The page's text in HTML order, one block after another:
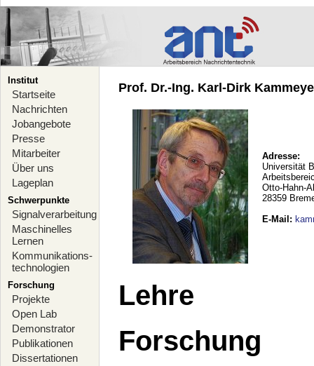
Institut
Startseite
Nachrichten
Jobangebote
Presse
Mitarbeiter
Über uns
Lageplan
Schwerpunkte
Signalverarbeitung
Maschinelles
Lernen
Kommunikations-
technologien
Forschung
Projekte
Open Lab
Demonstrator
Publikationen
Dissertationen
Prof. Dr.-Ing. Karl-Dirk
Adresse:
Universität
Otto-Hahn-
28359
E-Mail :
Lehre
Forschung